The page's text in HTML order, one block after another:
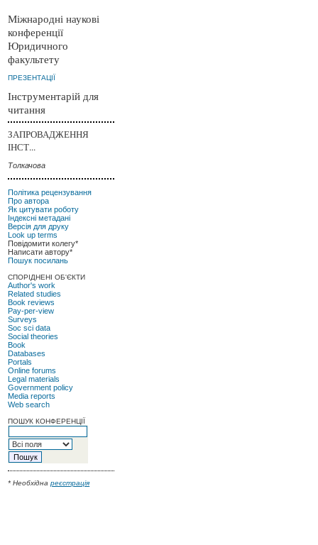
Міжнародні наукові
конференції
Юридичного
факультету
ПРЕЗЕНТАЦІЇ
Інструментарій для
читання
ЗАПРОВАДЖЕННЯ
ІНСТ...
Толкачова
Політика рецензування
Про автора
Як цитувати роботу
Індексні метадані
Версія для друку
Look up terms
Повідомити колегу*
Написати автору*
Пошук посилань
СПОРІДНЕНІ ОБ'ЄКТИ
Author's work
Related studies
Book reviews
Pay-per-view
Surveys
Soc sci data
Social theories
Book
Databases
Portals
Online forums
Legal materials
Government policy
Media reports
Web search
ПОШУК КОНФЕРЕНЦІЇ
* Необхіднареєстрація